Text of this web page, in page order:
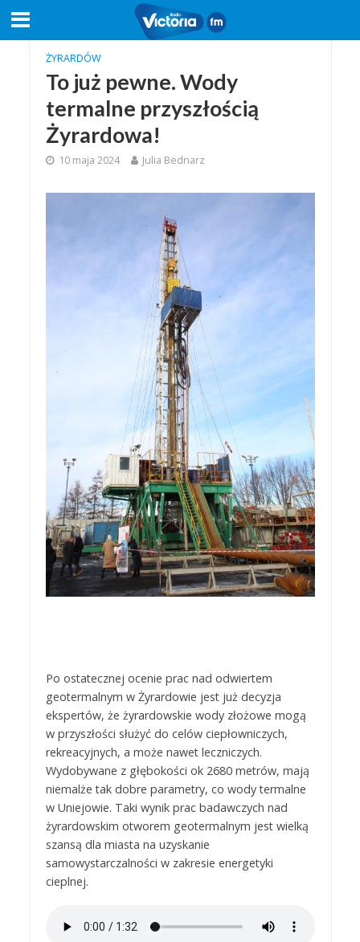
ŻYRARDÓW
To już pewne. Wody
termalne przyszłością
Żyrardowa!
10 maja 2024 Julia Bednarz
Po ostatecznej ocenie prac nad odwiertem
geotermalnym w Żyrardowie jest już decyzja
ekspertów, że żyrardowskie wody złożowe mogą
w przyszłości służyć do celów ciepłowniczych,
rekreacyjnych, a może nawet leczniczych.
Wydobywane z głębokości ok 2680 metrów, mają
niemalże tak dobre parametry, co wody termalne
w Uniejowie. Taki wynik prac badawczych nad
żyrardowskim otworem geotermalnym jest wielką
szansą dla miasta na uzyskanie
samowystarczalności w zakresie energetyki
cieplnej.